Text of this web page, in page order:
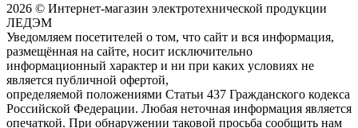
2026 © Интернет-магазин электротехнической продукции
ЛЕДЭМ
Уведомляем посетителей о том, что сайт и вся информация,
размещённая на сайте, носит исключительно
информационный характер и ни при каких условиях не
является публичной офертой,
определяемой положениями Статьи 437 Гражданского кодекса
Российской Федерации. Любая неточная информация является
опечаткой. При обнаружении таковой просьба сообщить нам